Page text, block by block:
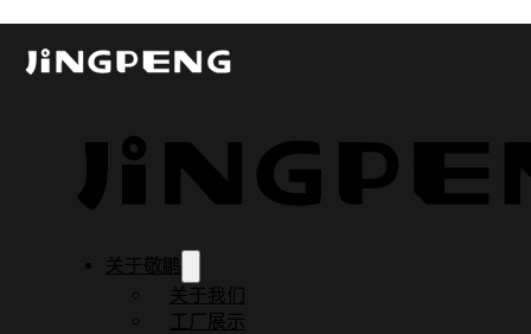
关于敬鹏
关于我们
工厂展示
阅读时间：2 分钟